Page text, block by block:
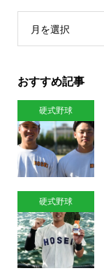
月を選択
おすすめ記事
硬式野球
硬式野球